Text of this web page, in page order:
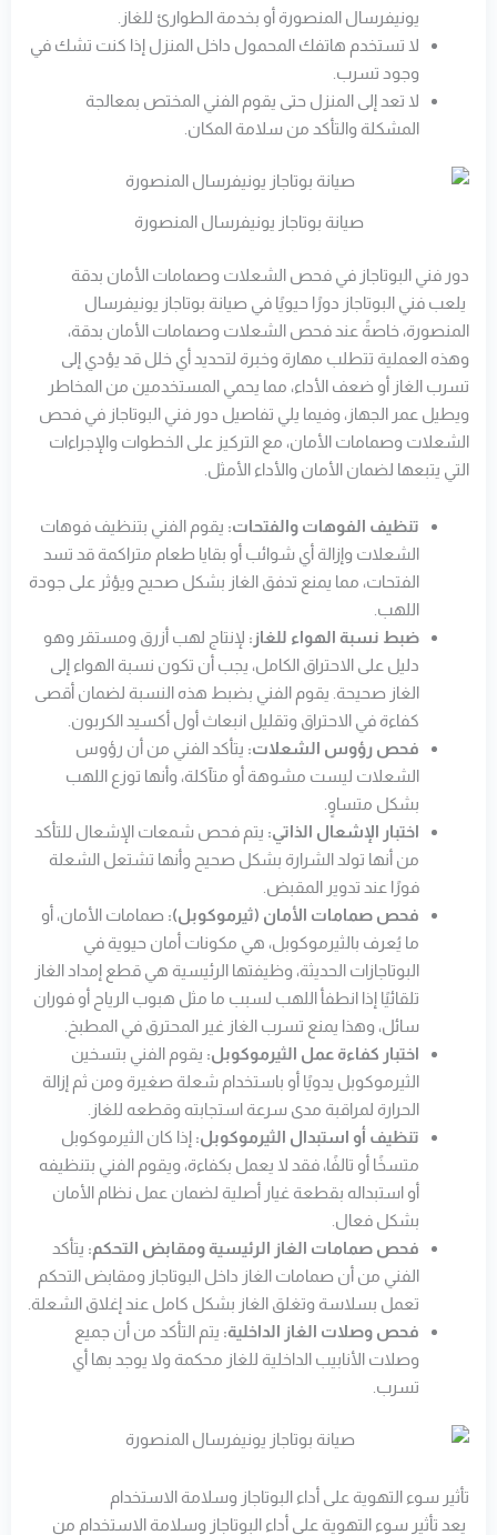
يونيفرسال المنصورة أو بخدمة الطوارئ للغاز.
لا تستخدم هاتفك المحمول داخل المنزل إذا كنت تشك في
وجود تسرب.
لا تعد إلى المنزل حتى يقوم الفني المختص بمعالجة
المشكلة والتأكد من سلامة المكان.
صيانة بوتاجاز يونيفرسال المنصورة
دور فني البوتاجاز في فحص الشعلات وصمامات الأمان بدقة
يلعب فني البوتاجاز دورًا حيويًا في صيانة بوتاجاز يونيفرسال
المنصورة، خاصةً عند فحص الشعلات وصمامات الأمان بدقة،
وهذه العملية تتطلب مهارة وخبرة لتحديد أي خلل قد يؤدي إلى
تسرب الغاز أو ضعف الأداء، مما يحمي المستخدمين من المخاطر
ويطيل عمر الجهاز، وفيما يلي تفاصيل دور فني البوتاجاز في فحص
الشعلات وصمامات الأمان، مع التركيز على الخطوات والإجراءات
التي يتبعها لضمان الأمان والأداء الأمثل.
تنظيف الفوهات والفتحات: يقوم الفني بتنظيف فوهات
الشعلات وإزالة أي شوائب أو بقايا طعام متراكمة قد تسد
الفتحات، مما يمنع تدفق الغاز بشكل صحيح ويؤثر على جودة
اللهب.
ضبط نسبة الهواء للغاز: لإنتاج لهب أزرق ومستقر وهو
دليل على الاحتراق الكامل، يجب أن تكون نسبة الهواء إلى
الغاز صحيحة. يقوم الفني بضبط هذه النسبة لضمان أقصى
كفاءة في الاحتراق وتقليل انبعاث أول أكسيد الكربون.
فحص رؤوس الشعلات: يتأكد الفني من أن رؤوس
الشعلات ليست مشوهة أو متآكلة، وأنها توزع اللهب
بشكل متساوٍ.
اختبار الإشعال الذاتي: يتم فحص شمعات الإشعال للتأكد
من أنها تولد الشرارة بشكل صحيح وأنها تشتعل الشعلة
فورًا عند تدوير المقبض.
فحص صمامات الأمان (ثيرموكوبل): صمامات الأمان، أو
ما يُعرف بالثيرموكوبل، هي مكونات أمان حيوية في
البوتاجازات الحديثة، وظيفتها الرئيسية هي قطع إمداد الغاز
تلقائيًا إذا انطفأ اللهب لسبب ما مثل هبوب الرياح أو فوران
سائل، وهذا يمنع تسرب الغاز غير المحترق في المطبخ.
اختبار كفاءة عمل الثيرموكوبل: يقوم الفني بتسخين
الثيرموكوبل يدويًا أو باستخدام شعلة صغيرة ومن ثم إزالة
الحرارة لمراقبة مدى سرعة استجابته وقطعه للغاز.
تنظيف أو استبدال الثيرموكوبل: إذا كان الثيرموكوبل
متسخًا أو تالفًا، فقد لا يعمل بكفاءة، ويقوم الفني بتنظيفه
أو استبداله بقطعة غيار أصلية لضمان عمل نظام الأمان
بشكل فعال.
فحص صمامات الغاز الرئيسية ومقابض التحكم: يتأكد
الفني من أن صمامات الغاز داخل البوتاجاز ومقابض التحكم
تعمل بسلاسة وتغلق الغاز بشكل كامل عند إغلاق الشعلة.
فحص وصلات الغاز الداخلية: يتم التأكد من أن جميع
وصلات الأنابيب الداخلية للغاز محكمة ولا يوجد بها أي
تسرب.
تأثير سوء التهوية على أداء البوتاجاز وسلامة الاستخدام
يعد تأثير سوء التهوية على أداء البوتاجاز وسلامة الاستخدام من